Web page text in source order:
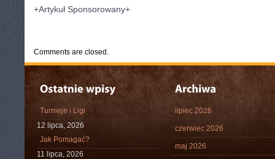
+Artykuł Sponsorowany+
Comments are closed.
Turnieje i Ligi
12 lipca, 2026
Jak Pomagać?
11 lipca, 2026
lipiec 2026
czerwiec 2026
maj 2026